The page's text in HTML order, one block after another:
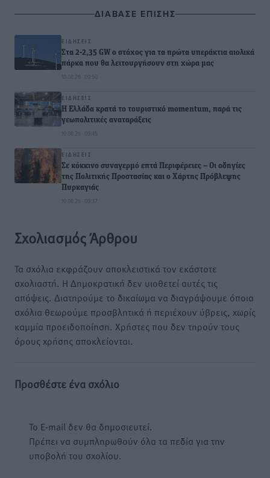
ΔΙΑΒΑΣΕ ΕΠΙΣΗΣ
ΕΙΔΉΣΕΙΣ
Στα 2-2,35 GW ο στόχος για τα πρώτα υπεράκτια αιολικά
πάρκα που θα λειτουργήσουν στη χώρα μας
10.08.26 · 09:50
ΕΙΔΉΣΕΙΣ
Η Ελλάδα κρατά το τουριστικό momentum, παρά τις
γεωπολιτικές αναταράξεις
10.08.26 · 09:45
ΕΙΔΉΣΕΙΣ
Σε κόκκινο συναγερμό επτά Περιφέρειες – Οι οδηγίες
της Πολιτικής Προστασίας και ο Χάρτης Πρόβλεψης
Πυρκαγιάς
10.08.26 · 09:37
Σχολιασμός Άρθρου
Τα σχόλια εκφράζουν αποκλειστικά τον εκάστοτε
σχολιαστή. Η Δημοκρατική δεν υιοθετεί αυτές τις
απόψεις. Διατηρούμε το δικαίωμα να διαγράψουμε όποια
σχόλια θεωρούμε προσβλητικά ή περιέχουν ύβρεις, χωρίς
καμμία προειδοποίηση. Χρήστες που δεν τηρούν τους
όρους χρήσης αποκλείονται.
Προσθέστε ένα σχόλιο
Το E-mail δεν θα δημοσιευτεί.
Πρέπει να συμπληρωθούν όλα τα πεδία για την
υποβολή του σχολίου.